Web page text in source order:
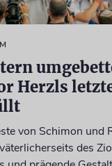
Herzls
von Schimon und
des